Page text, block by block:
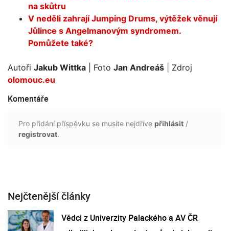
na skůtru
V neděli zahrají Jumping Drums, výtěžek věnují
Jůlince s Angelmanovým syndromem.
Pomůžete také?
Autoři Jakub Wittka | Foto Jan Andreáš | Zdroj
olomouc.eu
Komentáře
Pro přidání příspěvku se musíte nejdříve přihlásit /
registrovat.
Nejčtenější články
Vědci z Univerzity Palackého a AV ČR